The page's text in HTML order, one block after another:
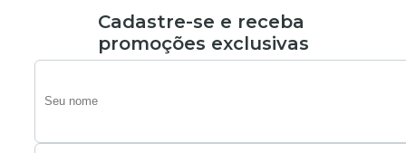
Cadastre-se e receba
promoções exclusivas